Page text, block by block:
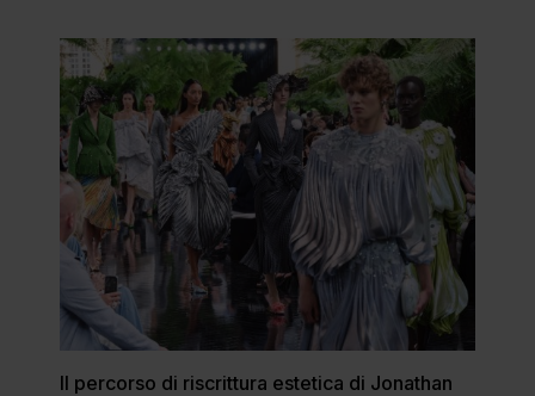
Il percorso di riscrittura estetica di Jonathan